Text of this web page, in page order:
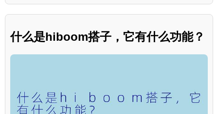
什么是hiboom搭子，它有什么功能？